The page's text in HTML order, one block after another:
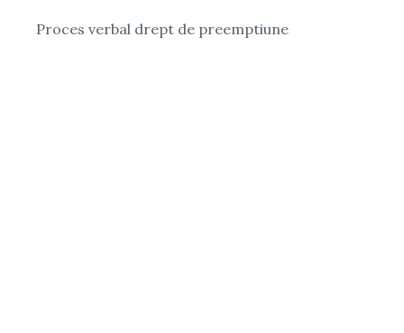
Proces verbal drept de preemptiune